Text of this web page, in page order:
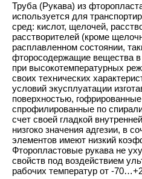
Труба (Рукава) из
используется для
сред: кислот, щелочей,
расстворителей (кроме
расплавленном состоянии,
фторосодержащие вещества в
при высокотемпературных
своих технических
условий экусплуатации
поверхностью,
спрофилированные по
счет своей гладкой
низгоко значения адгезии, в
элементов имеют низкий
Фторопластовые рукава не
свойств под воздействием
рабочих температур от -